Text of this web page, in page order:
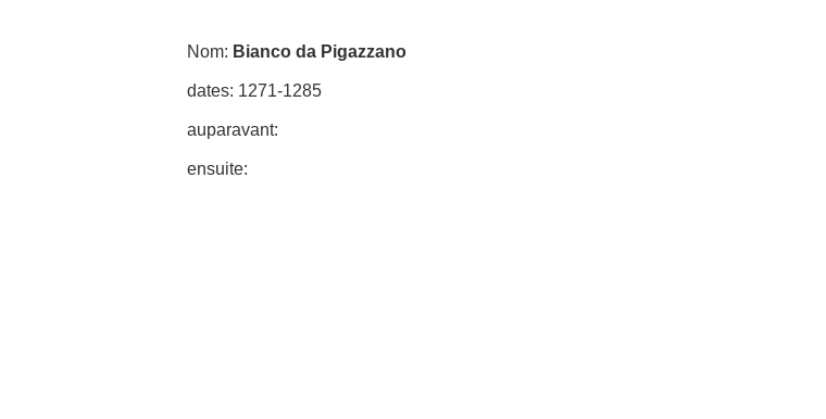
Nom: Bianco da Pigazzano
dates: 1271-1285
auparavant:
ensuite: